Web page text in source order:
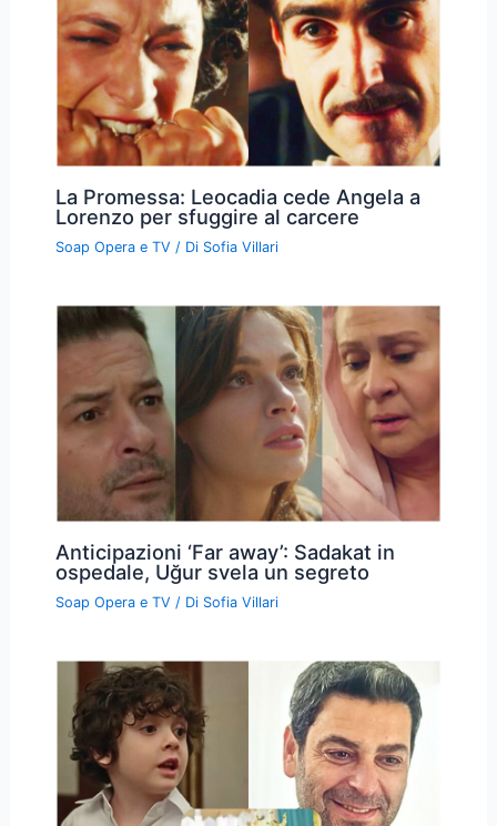
La Promessa: Leocadia cede Angela a
Lorenzo per sfuggire al carcere
Soap Opera e TV / Di Sofia Villari
Anticipazioni ‘Far away’: Sadakat in
ospedale, Uğur svela un segreto
Soap Opera e TV / Di Sofia Villari